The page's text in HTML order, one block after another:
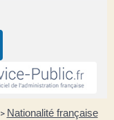
> Nationalité française